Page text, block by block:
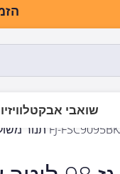
שואבי אבק
FJ-FSC9095BK תנור משולב גז 98 ליטר עיצוב כפרי 90 ס”מ מבית FUJICOM – שחור מט